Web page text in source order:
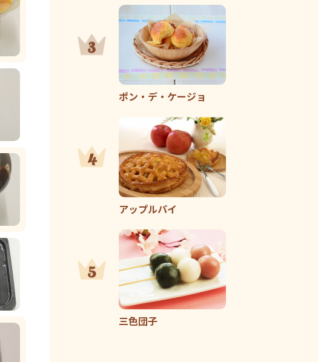
ポン・デ・ケージョ
アップルパイ
三色団子